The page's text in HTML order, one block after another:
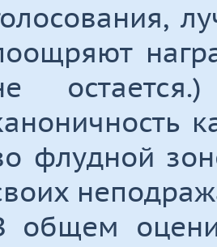
флудной
общем